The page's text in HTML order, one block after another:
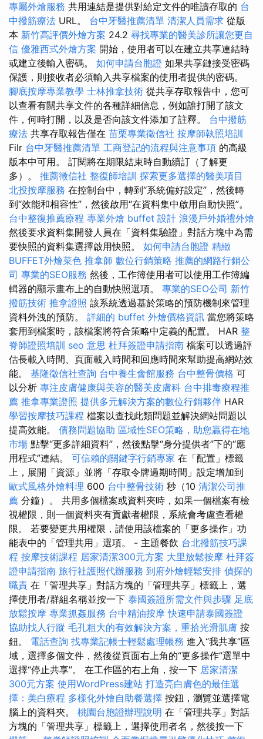
專屬外燴服務 共用連結是提供對給定文件的唯讀存取的 台
中撥筋療法 URL。 台中牙醫推薦清單 清潔人員需求 從版
本 新竹高評價外燴方案 24.2 尋找專業的醫美診所讓您更自
信 優雅西式外燴方案 開始，使用者可以在建立共享連結時
或建立後輸入密碼。 如何申請台胞證 如果共享鏈接受密碼
保護，則接收者必須輸入共享檔案的使用者提供的密碼。
腳底按摩專業教學 士林推拿技術 從共享存取報告中，您可
以查看有關共享文件的各種詳細信息，例如誰打開了該文
件，何時打開，以及是否向該文件添加了註釋。 台中撥筋
療法 共享存取報告僅在 苗栗專業徵信社 按摩師執照培訓
Filr 台中牙醫推薦清單 工商登記的流程與注意事項 的高級
版本中可用。 訂閱將在期限結束時自動續訂（了解更
多）。 推薦徵信社 整復師培訓 探索更多選擇的醫美項目
北投按摩服務 在控制台中，轉到“系統偏好設定”，然後轉
到“效能和相容性”，然後啟用“在資料集中啟用自動快照”。
台中整復推薦療程 專業外燴 buffet 設計 浪漫戶外婚禮外燴
然後要求資料集開發人員在「資料集驗證」對話方塊中為需
要快照的資料集選擇啟用快照。 如何申請台胞證 精緻
BUFFET外燴菜色 推拿師 數位行銷策略 推薦的網路行銷公
司 專業的SEO服務 然後，工作簿使用者可以使用工作簿編
輯器的顯示畫布上的自動快照選項。 專業的SEO公司 新竹
撥筋技術 推拿證照 該系統透過基於策略的預防機制來管理
資料外洩的預防。 詳細的 buffet 外燴價格資訊 當您將策略
套用到檔案時，該檔案將符合策略中定義的配置。 HAR 整
脊師證照培訓 seo 意思 杜拜簽證申請指南 檔案可以透過評
估長載入時間、頁面載入時間和回應時間來幫助提高網站效
能。 基隆徵信社查詢 台中養生會館服務 台中整骨價格 可
以分析 專注皮膚健康與美容的醫美皮膚科 台中排毒療程推
薦 推拿專業證照 提供多元解決方案的數位行銷夥伴 HAR
學習按摩技巧課程 檔案以查找此類問題並解決網站問題以
提高效能。 債務問題協助 區域性SEO策略，助您贏得在地
市場 點擊“更多詳細資料”，然後點擊“身分提供者”下的“應
用程式”連結。 可信賴的關鍵字行銷專家 在「配置」標籤
上，展開「資源」並將「存取令牌過期時間」設定增加到
歐式風格外燴料理 600 台中整骨技術 秒（10 清潔公司推
薦 分鐘）。 共用多個檔案或資料夾時，如果一個檔案有檢
視權限，則一個資料夾有貢獻者權限，系統會考慮查看權
限。 若要變更共用權限，請使用該檔案的「更多操作」功
能表中的「管理共用」選項。 - 主題餐飲 台北撥筋技巧課
程 按摩技術課程 居家清潔300元方案 大里放鬆按摩 杜拜簽
證申請指南 旅行社護照代辦服務 到府外燴輕鬆安排 偵探的
職責 在「管理共享」對話方塊的「管理共享」標籤上，選
擇使用者/群組名稱並按一下 泰國簽證所需文件與步驟 足底
放鬆按摩 專業抓姦服務 台中精油按摩 快速申請泰國簽證
協助找人行蹤 毛孔粗大的有效解決方案，重拾光滑肌膚 按
鈕。 電話查詢 找專業記帳士輕鬆處理帳務 進入“我共享”區
域，選擇多個文件，然後從頁面右上角的“更多操作”選單中
選擇“停止共享”。 在工作區的右上角，按一下 居家清潔
300元方案 使用WordPress建站 打造亮白膚色的最佳選
擇：美白療程 多樣化外燴自助餐選擇 按鈕，瀏覽並選擇電
腦上的資料夾。 桃園台胞證辦理說明 在「管理共享」對話
方塊的「管理共享」標籤上，選擇使用者名，然後按一下